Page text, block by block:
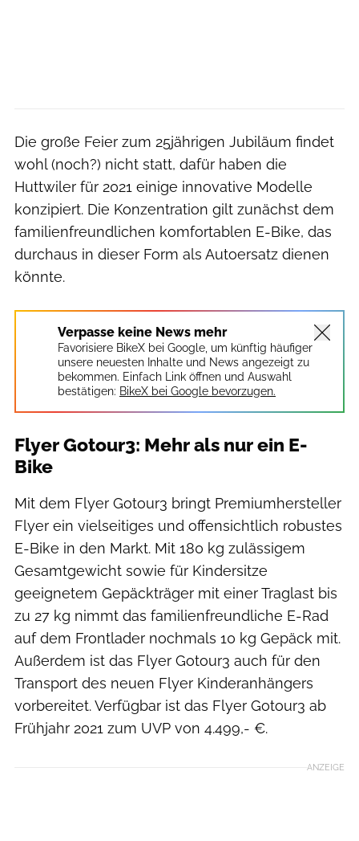
Die große Feier zum 25jährigen Jubiläum findet
wohl (noch?) nicht statt, dafür haben die
Huttwiler für 2021 einige innovative Modelle
konzipiert. Die Konzentration gilt zunächst dem
familienfreundlichen komfortablen E-Bike, das
durchaus in dieser Form als Autoersatz dienen
könnte.
Verpasse keine News mehr
Favorisiere BikeX bei Google, um künftig häufiger
unsere neuesten Inhalte und News angezeigt zu
bekommen. Einfach Link öffnen und Auswahl
bestätigen: BikeX bei Google bevorzugen.
Flyer Gotour3: Mehr als nur ein E-
Bike
Mit dem Flyer Gotour3 bringt Premiumhersteller
Flyer ein vielseitiges und offensichtlich robustes
E-Bike in den Markt. Mit 180 kg zulässigem
Gesamtgewicht sowie für Kindersitze
geeignetem Gepäckträger mit einer Traglast bis
zu 27 kg nimmt das familienfreundliche E-Rad
auf dem Frontlader nochmals 10 kg Gepäck mit.
Außerdem ist das Flyer Gotour3 auch für den
Transport des neuen Flyer Kinderanhängers
vorbereitet. Verfügbar ist das Flyer Gotour3 ab
Frühjahr 2021 zum UVP von 4.499,- €.
ANZEIGE